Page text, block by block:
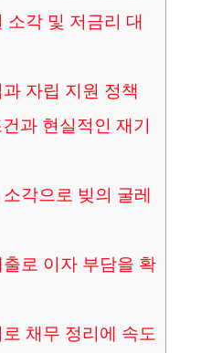
소각 및 저금리 대
자립 지원 정책
과 현실적인 재기
각으로 빚의 굴레
로 이자 부담을 확
채무 정리에 속도